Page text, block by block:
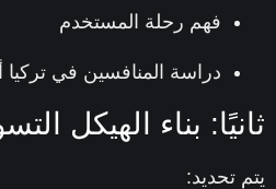
فهم رحلة المستخدم
دراسة المنافسين في تركيا أو
بناء الهيكل
تحديد: